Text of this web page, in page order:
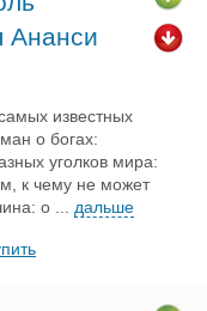
Ананси
известных
о богах:
уголков мира:
к чему не может
о
дальше